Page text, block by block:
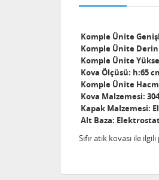
Komple Ünite
Komple Ünite
Komple Ünite
Kova Ölçüsü: h:65
Komple Ünite
Kova Malzemesi:
Kapak Malzemesi:
Alt Baza:
Sıfır atık kovası ile